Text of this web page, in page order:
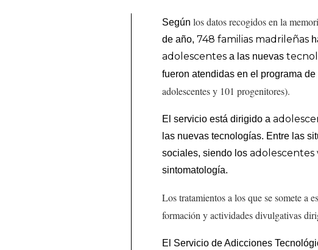
Segúnlos datos recogidos en la
de año, 748 familias madrileñas
adolescentes a las nuevas
fueron atendidas en el programa
adolescentes y 101 progenitores).
El servicio está dirigido a
las nuevas tecnologías. Entre las
sociales, siendo losadolescentes
sintomatología.
Los tratamientos a los que se somete a
formación y actividades divulgativas
El Servicio de Adicciones